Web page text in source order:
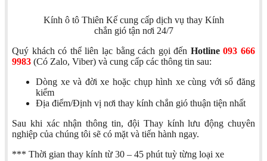
Kính ô tô Thiên Kế cung cấp dịch vụ thay Kính
chắn gió tận nơi 24/7
Quý khách có thể liên lạc bằng cách gọi đến Hotline093 666
9983 (Có Zalo, Viber) và cung cấp các thông tin sau:
Dòng xe và đời xe hoặc chụp hình xe cùng với sổ đăng
kiểm
Địa điểm/Định vị nơi thay kính chắn gió thuận tiện nhất
Sau khi xác nhận thông tin, đội Thay kính lưu động chuyên
nghiệp của chúng tôi sẽ có mặt và tiến hành ngay.
*** Thời gian thay kính từ 30 – 45 phút tuỳ từng loại xe